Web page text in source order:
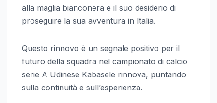
alla maglia bianconera e il suo desiderio di
proseguire la sua avventura in Italia.
Questo rinnovo è un segnale positivo per il
futuro della squadra nel campionato di calcio
serie A Udinese Kabasele rinnova, puntando
sulla continuità e sull’esperienza.